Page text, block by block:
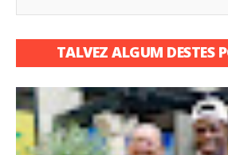
TALVEZ ALGUM DESTES